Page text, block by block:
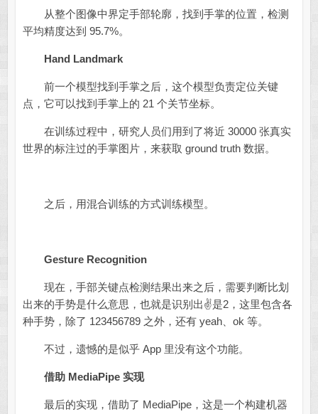
从整个图像中界定手部轮廓，找到手掌的位置，检测
平均精度达到 95.7%。
Hand Landmark
前一个模型找到手掌之后，这个模型负责定位关键
点，它可以找到手掌上的 21 个关节坐标。
在训练过程中，研究人员们用到了将近 30000 张真实
世界的标注过的手掌图片，来获取 ground truth 数据。
之后，用混合训练的方式训练模型。
Gesture Recognition
现在，手部关键点检测结果出来之后，需要判断比划
出来的手势是什么意思，也就是识别出✌️是2，这里包含各
种手势，除了 123456789 之外，还有 yeah、ok 等。
不过，遗憾的是似乎 App 里没有这个功能。
借助 MediaPipe 实现
最后的实现，借助了 MediaPipe，这是一个构建机器